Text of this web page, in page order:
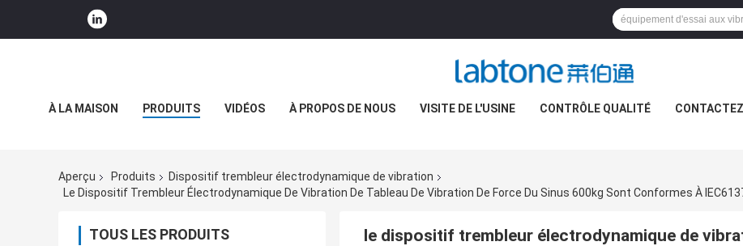
À LA MAISON PRODUITS VIDÉOS À PROPOS DE NOUS VISITE DE L'USINE CONTRÔLE QUALITÉ
Aperçu Produits
Dispositif trembleur électrodynamique de vibration
Le Dispositif Trembleur Électrodynamique De Vibration De Tableau De Vibration De Force Du Sinus 600kg Sont Conformes À
TOUS LES PRODUITS
le dispositif trembleur électrodynamique de